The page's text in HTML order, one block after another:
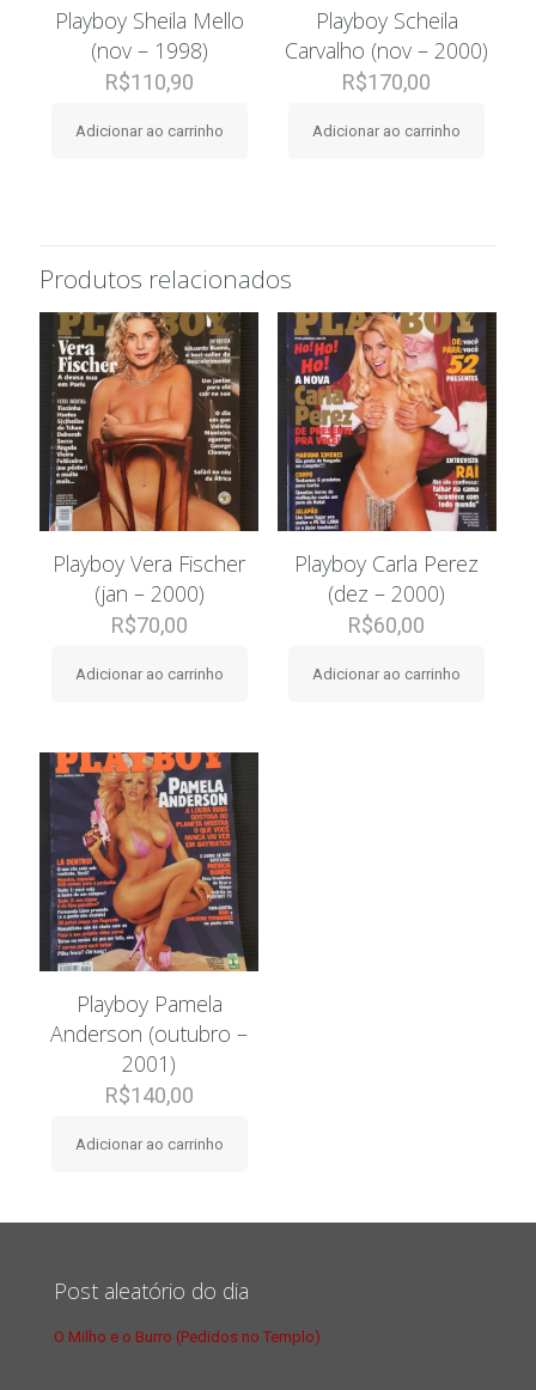
Playboy Sheila Mello
(nov – 1998)
R$110,90
Adicionar ao carrinho
Playboy Scheila
Carvalho (nov – 2000)
R$170,00
Adicionar ao carrinho
Produtos relacionados
Playboy Vera Fischer
(jan – 2000)
R$70,00
Adicionar ao carrinho
Playboy Carla Perez
(dez – 2000)
R$60,00
Adicionar ao carrinho
Playboy Pamela
Anderson (outubro –
2001)
R$140,00
Adicionar ao carrinho
Post aleatório do dia
O Milho e o Burro (Pedidos no Templo)